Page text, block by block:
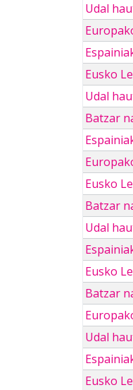
Udal
Eusko
Udal
Batzar
Eusko
Batzar
Udal
Eusko
Batzar
Udal
Eusko